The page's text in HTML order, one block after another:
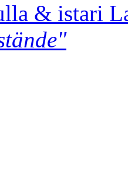
& istari